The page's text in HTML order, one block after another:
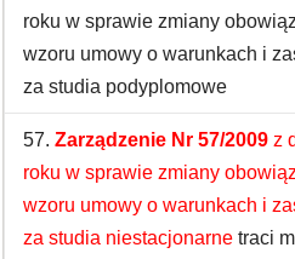
roku w sprawie zmiany
wzoru umowy o warunkach i
za studia podyplomowe
57. Zarządzenie Nr 57/2009 z
roku w sprawie zmiany
wzoru umowy o warunkach i
za studia niestacjonarne traci